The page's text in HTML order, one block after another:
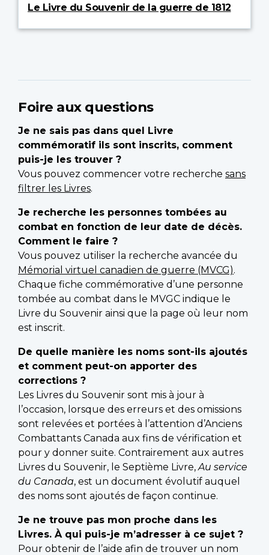
Le Livre du Souvenir de la guerre de 1812
Foire aux questions
Je ne sais pas dans quel Livre
commémoratif ils sont inscrits, comment
puis-je les trouver ?
Vous pouvez commencer votre recherche sans
filtrer les Livres.
Je recherche les personnes tombées au
combat en fonction de leur date de décès.
Comment le faire ?
Vous pouvez utiliser la recherche avancée du
Mémorial virtuel canadien de guerre (MVCG).
Chaque fiche commémorative d’une personne
tombée au combat dans le MVGC indique le
Livre du Souvenir ainsi que la page où leur nom
est inscrit.
De quelle manière les noms sont-ils ajoutés
et comment peut-on apporter des
corrections ?
Les Livres du Souvenir sont mis à jour à
l’occasion, lorsque des erreurs et des omissions
sont relevées et portées à l’attention d’Anciens
Combattants Canada aux fins de vérification et
pour y donner suite. Contrairement aux autres
Livres du Souvenir, le Septième Livre,Au service
du Canada, est un document évolutif auquel
des noms sont ajoutés de façon continue.
Je ne trouve pas mon proche dans les
Livres. À qui puis-je m’adresser à ce sujet ?
Pour obtenir de l’aide afin de trouver un nom